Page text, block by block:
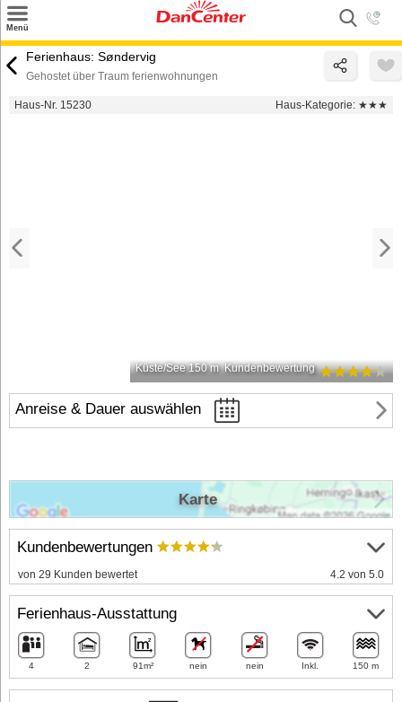
Menü
Suchen
Ferienhaus: Søndervig
Gehostet über Traum ferienwohnungen
Haus-Nr. 15230 Haus-Kategorie: ★★★
Küste/See 150 m Kundenbewertung
Anreise & Dauer auswählen
Kundenbewertungen
von 29 Kunden bewertet 4.2 von 5.0
Ferienhaus-Ausstattung
4 2 91m² nein nein Inkl. 150 m
Karte